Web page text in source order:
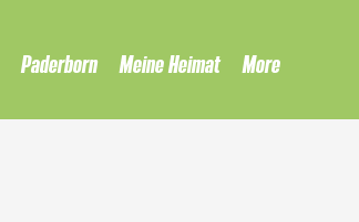
Paderborn Meine Heimat More